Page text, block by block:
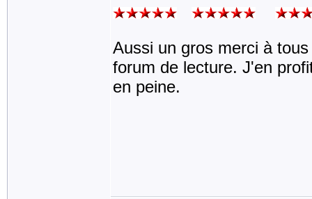
Aussi un gros merci à
forum de lecture. J'en
en peine.